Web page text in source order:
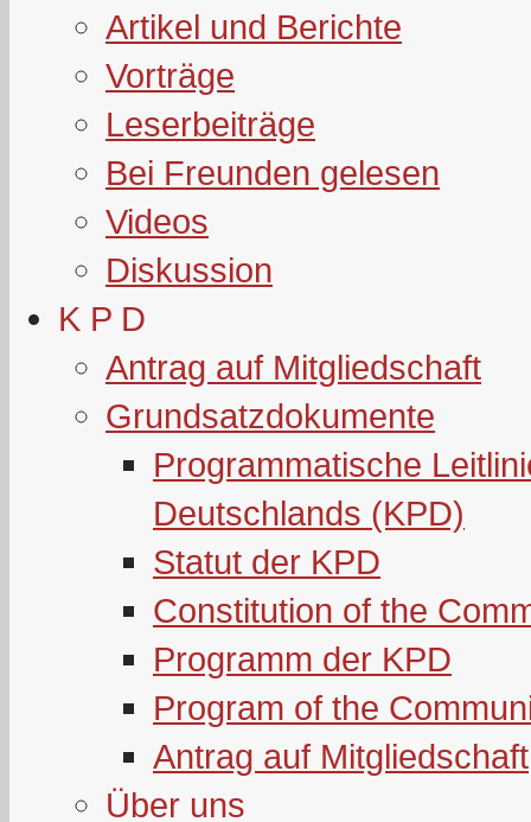
Artikel und Berichte
Vorträge
Leserbeiträge
Bei Freunden gelesen
Videos
Diskussion
K P D
Antrag auf Mitgliedschaft
Grundsatzdokumente
Programmatische
Deutschlands (KPD)
Statut der KPD
Constitution of the
Programm der KPD
Program of the
Antrag auf Mitgliedschaft
Über uns